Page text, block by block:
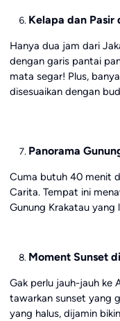
Kelapa dan Pasir
Hanya dua jam dari
dengan garis pantai
mata segar! Plus,
disesuaikan dengan
Panorama
Cuma butuh 40 menit
Carita. Tempat ini
Gunung Krakatau yang
Moment Sunset
Gak perlu jauh-jauh ke
tawarkan sunset yang
yang halus, dijamin